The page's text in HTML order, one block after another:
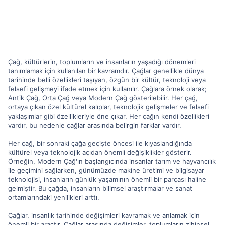
Çağ, kültürlerin, toplumların ve insanların yaşadığı dönemleri
tanımlamak için kullanılan bir kavramdır. Çağlar genellikle dünya
tarihinde belli özellikleri taşıyan, özgün bir kültür, teknoloji veya
felsefi gelişmeyi ifade etmek için kullanılır. Çağlara örnek olarak;
Antik Çağ, Orta Çağ veya Modern Çağ gösterilebilir. Her çağ,
ortaya çıkan özel kültürel kalıplar, teknolojik gelişmeler ve felsefi
yaklaşımlar gibi özellikleriyle öne çıkar. Her çağın kendi özellikleri
vardır, bu nedenle çağlar arasında belirgin farklar vardır.
Her çağ, bir sonraki çağa geçişte öncesi ile kıyaslandığında
kültürel veya teknolojik açıdan önemli değişiklikler gösterir.
Örneğin, Modern Çağ'ın başlangıcında insanlar tarım ve hayvancılık
ile geçimini sağlarken, günümüzde makine üretimi ve bilgisayar
teknolojisi, insanların günlük yaşamının önemli bir parçası haline
gelmiştir. Bu çağda, insanların bilimsel araştırmalar ve sanat
ortamlarındaki yenilikleri arttı.
Çağlar, insanlık tarihinde değişimleri kavramak ve anlamak için